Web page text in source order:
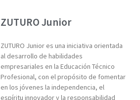
ZUTURO Junior
ZUTURO Junior es una iniciativa orientada
al desarrollo de habilidades
empresariales en la Educación Técnico
Profesional, con el propósito de fomentar
en los jóvenes la independencia, el
espíritu innovador y la responsabilidad